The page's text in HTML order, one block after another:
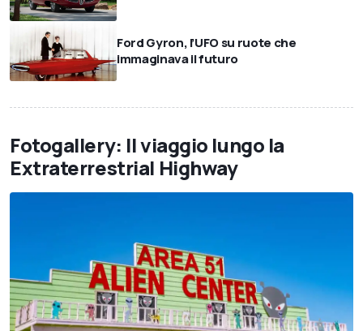
Ford Gyron, l’UFO su ruote che
immaginava il futuro
Fotogallery: Il viaggio lungo la
Extraterrestrial Highway